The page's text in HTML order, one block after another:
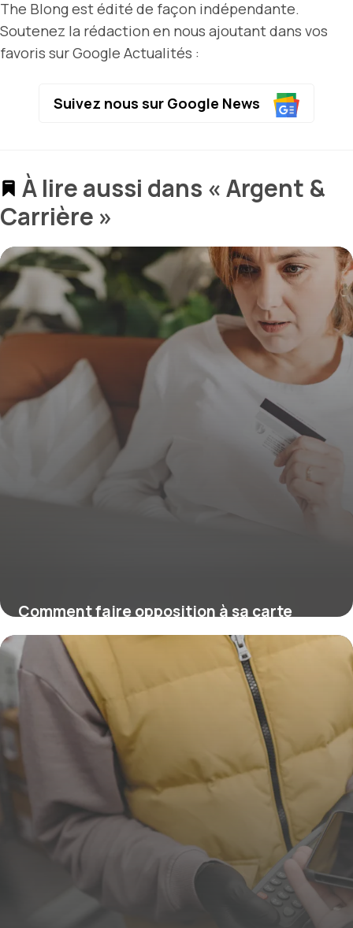
The Blong est édité de façon indépendante.
Soutenez la rédaction en nous ajoutant dans vos
favoris sur Google Actualités :
Suivez nous sur Google News
À lire aussi dans « Argent &
Carrière »
Comment faire opposition à sa carte
bancaire ?
16 juillet 2026